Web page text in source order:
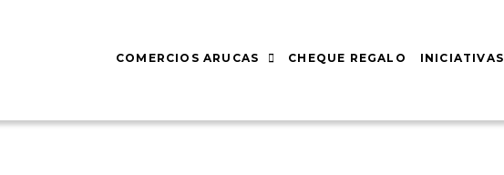
COMERCIOS ARUCAS CHEQUE REGALO INICIATIVAS